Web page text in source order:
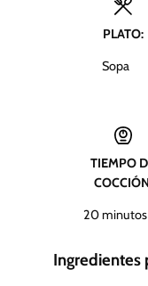
PLATO:
Sopa
TIEMPO
20m
n
minutos
Ingredientes